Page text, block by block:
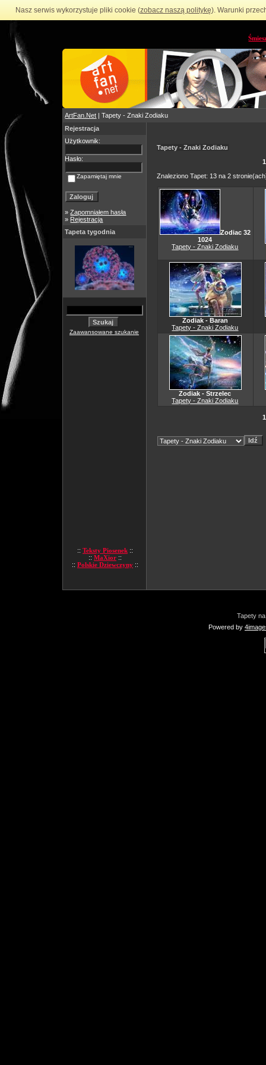
Nasz serwis wykorzystuje pliki cookie (zobacz naszą politykę). Warunki
ArtFan.Net | Tapety - Znaki Zodiaku
Rejestracja
Użytkownik:
Hasło:
Zapamiętaj mnie
»Zapomniałem hasła
» Rejestracja
Tapeta tygodnia
Zaawansowane szukanie
:: Teksty Piosenek ::
:: MaXior ::
:: Polskie Dziewczyny ::
Tapety - Znaki Zodiaku
1
Znaleziono Tapet: 13 na 2
Zodiac 32
1024
Tapety - Znaki Zodiaku
Zodiak - Baran
Tapety - Znaki Zodiaku
Zodiak - Strzelec
Tapety - Znaki Zodiaku
1
Tapety
Powered by